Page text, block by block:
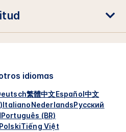
idiomas
繁體中文Español 中文
Italiano NederlandsРусский
Português (BR)
PolskiTiếng Việt